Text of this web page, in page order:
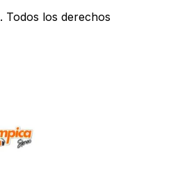
. Todos los derechos